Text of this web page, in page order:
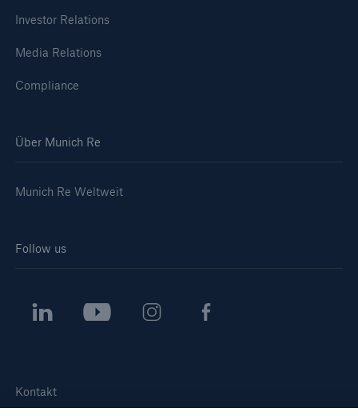
Investor Relations
Media Relations
Compliance
Über Munich Re
Munich Re Weltweit
Follow us
Kontakt